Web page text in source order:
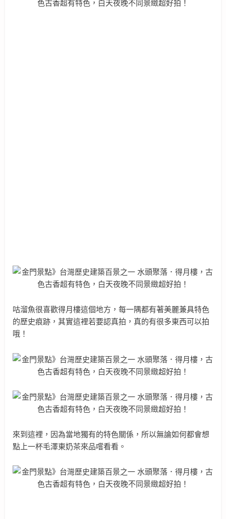
咕溜魚很喜歡得月樓這個地方，每一隅都有著美麗兼具特色
的歷史痕跡，其實這裡若要認真拍，真的有很多東西可以拍
哦！
來到這裡，因為當地獨有的特色關係，所以無論如何都會想
點上一杯毛澤東奶茶來品嚐看看。